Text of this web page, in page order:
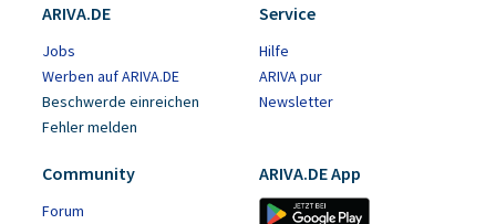
ARIVA.DE
Jobs
Werben auf ARIVA.DE
Beschwerde einreichen
Fehler melden
Service
Hilfe
ARIVA pur
Newsletter
Community
Forum
ARIVA.DE App